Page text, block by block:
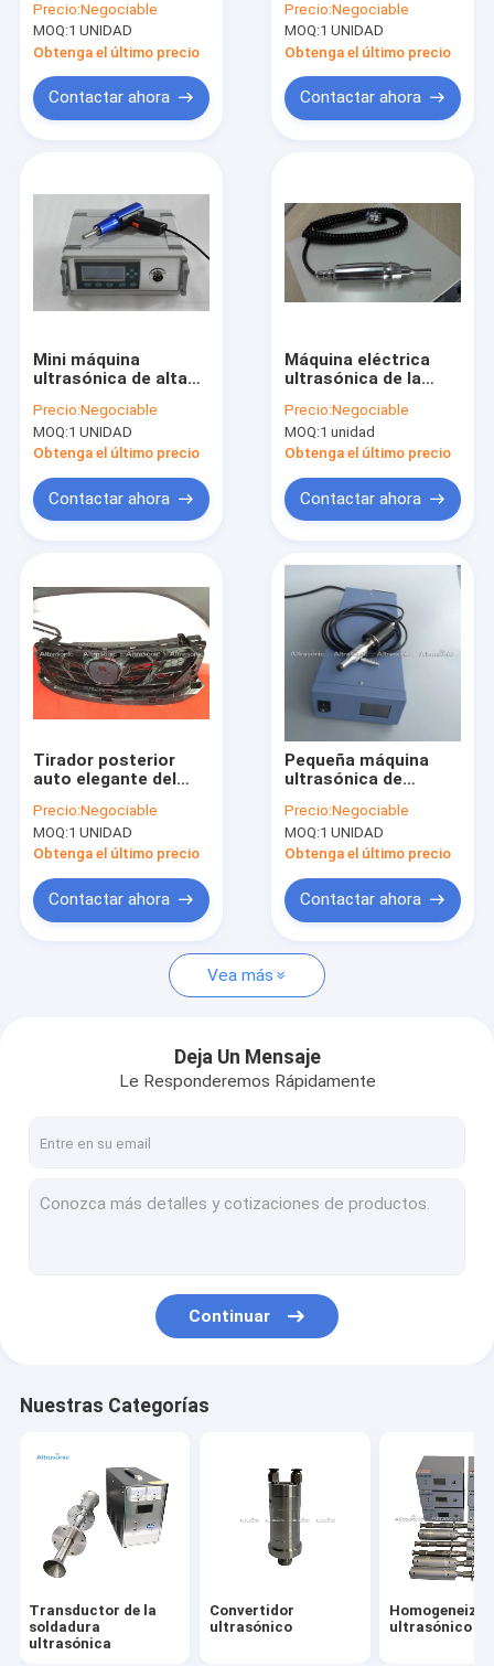
Productos
Sobre nosotros
Viaje de la fábrica
Noticias
Casos
Transductor de la soldadura ultrasónica
Homogeneizador ultrasónico
Microprocesador de cerámica
Máquina ultrasónica de sellado
cortadora ultrasónica de la comida
Cortadora ultrasónica
Soldadora ultrasónica del metal
soldadora de plástico por ultrasonido
soldador de punto
portátil 1000W de la
soldadura por puntos
Precio:Negociable
MOQ:1 UNIDAD
Obtenga el último precio
Contactar ahora
máquina de la
soldadura por puntos
del PDA de la tela
plástica
Precio:Negociable
MOQ:1 UNIDAD
Obtenga el último precio
Contactar ahora
Mini máquina
ultrasónica de alta
soldadura por puntos
con el generador de
Digitaces
Precio:Negociable
MOQ:1 UNIDAD
Obtenga el último precio
Contactar ahora
Máquina eléctrica
ultrasónica de la
de 28 kilociclos,
pequeño soldador del
punto industrial
Precio:Negociable
MOQ:1 unidad
Obtenga el último precio
Contactar ahora
Tirador posterior
auto elegante del
que clava la máquina
ultrasónica de la
soldadura por puntos
Precio:Negociable
MOQ:1 UNIDAD
Obtenga el último precio
Contactar ahora
Pequeña máquina
ultrasónica de
la soldadura por
puntos de la presión
con el CE aprobado
Precio:Negociable
MOQ:1 UNIDAD
Obtenga el último precio
Contactar ahora
Vea más
Deja Un Mensaje
Le Responderemos Rápidamente
Continuar
Nuestras Categorías
Transductor de la
soldadura
ultrasónica
Convertidor
ultrasónico
ultrasónico